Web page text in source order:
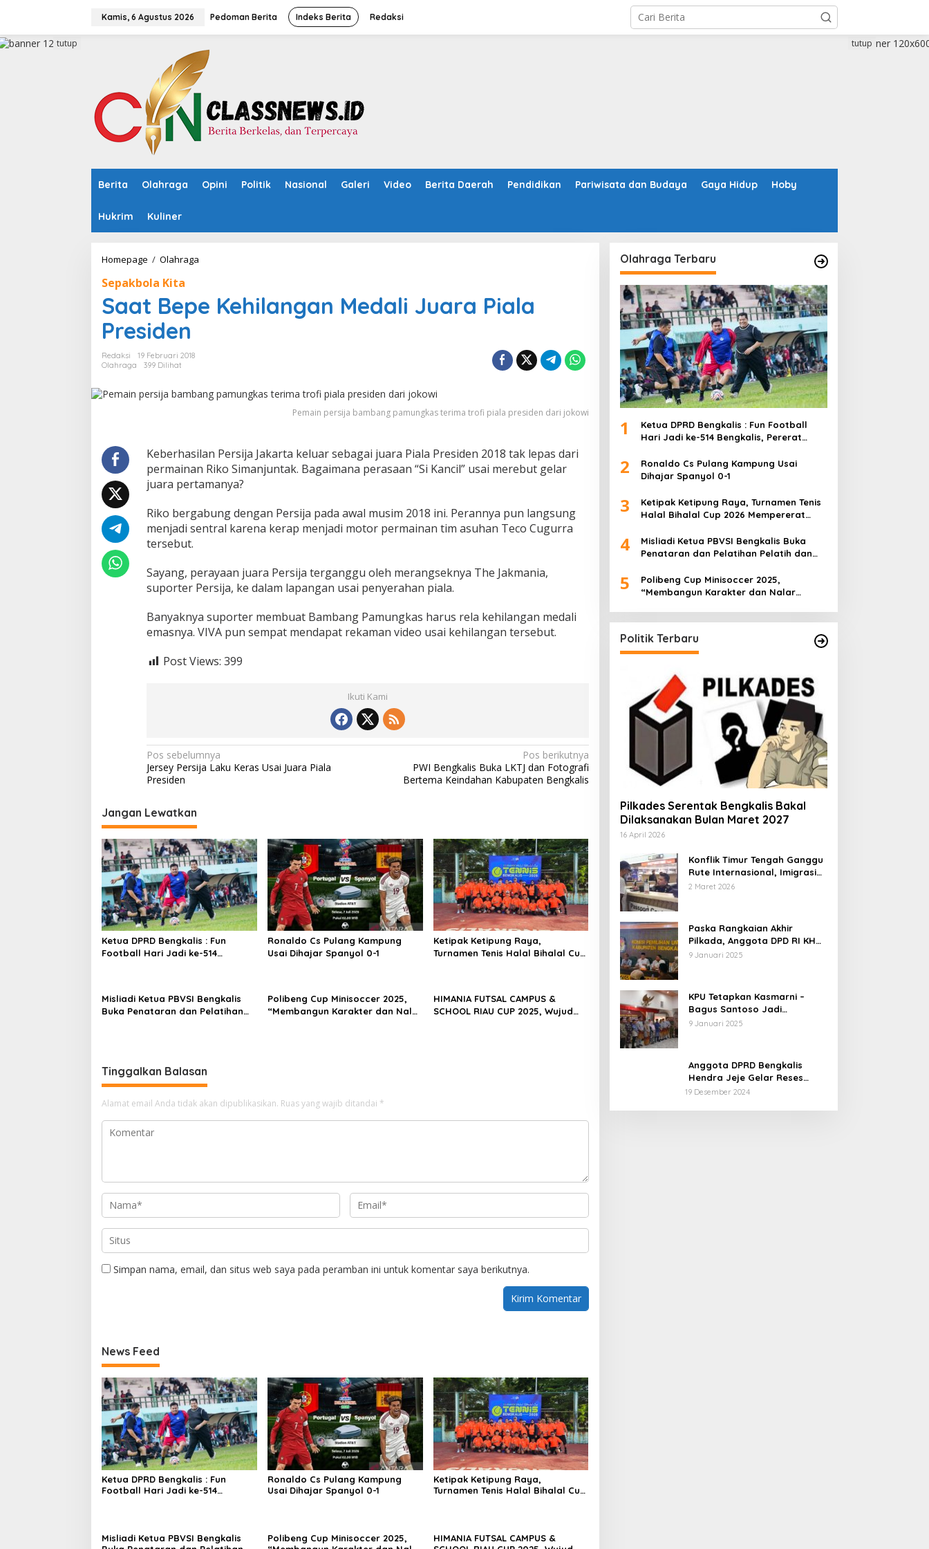
a
Kamis, 6 Agustus 2026 Pedoman Berita Indeks Berita Redaksi
Berita Olahraga Opini Politik Nasional Galeri Video Berita Daerah Pendidikan Pariwisata dan Budaya Gaya Hidup Hoby
Hukrim Kuliner
tutup tutup
Homepage / Olahraga
B
i
a
n
M
d
a
l
u
a
P
i
l
d
e
n
Sepakbola Kita
Saat Bepe Kehilangan Medali Juara Piala
Presiden
Redaksi
19 Februari 2018
Olahraga
399 Dilihat
Pemain persija bambang pamungkas terima trofi piala presiden dari jokowi
Keberhasilan Persija Jakarta keluar sebagai juara Piala Presiden 2018 tak lepas dari
permainan Riko Simanjuntak. Bagaimana perasaan “Si Kancil” usai merebut gelar
juara pertamanya?
Riko bergabung dengan Persija pada awal musim 2018 ini. Perannya pun langsung
menjadi sentral karena kerap menjadi motor permainan tim asuhan Teco Cugurra
tersebut.
Sayang, perayaan juara Persija terganggu oleh merangseknya The Jakmania,
suporter Persija, ke dalam lapangan usai penyerahan piala.
Banyaknya suporter membuat Bambang Pamungkas harus rela kehilangan medali
emasnya. VIVA pun sempat mendapat rekaman video usai kehilangan tersebut.
Post Views: 399
Ikuti Kami
N
a
i
g
a
s
i
p
o
s
Pos sebelumnya
Jersey Persija Laku Keras Usai Juara Piala
Presiden
Pos berikutnya
PWI Bengkalis Buka LKTJ dan Fotografi
Bertema Keindahan Kabupaten Bengkalis
Jangan Lewatkan
Ketua DPRD Bengkalis : Fun
Football Hari Jadi ke-514
Ronaldo Cs Pulang Kampung
Usai Dihajar Spanyol 0-1
Ketipak Ketipung Raya,
Turnamen Tenis Halal Bihalal Cup
Misliadi Ketua PBVSI Bengkalis
Buka Penataran dan Pelatihan
Polibeng Cup Minisoccer 2025,
“Membangun Karakter dan Nalar
HIMANIA FUTSAL CAMPUS &
SCHOOL RIAU CUP 2025, Wujud
Tinggalkan Balasan
Alamat email Anda tidak akan dipublikasikan. Ruas yang wajib ditandai *
Simpan nama, email, dan situs web saya pada peramban ini untuk komentar saya berikutnya.
News Feed
Ketua DPRD Bengkalis : Fun
Football Hari Jadi ke-514
Ronaldo Cs Pulang Kampung
Usai Dihajar Spanyol 0-1
Ketipak Ketipung Raya,
Turnamen Tenis Halal Bihalal Cup
Misliadi Ketua PBVSI Bengkalis
Polibeng Cup Minisoccer 2025,
HIMANIA FUTSAL CAMPUS &
Olahraga Terbaru
1
Ketua DPRD Bengkalis : Fun Football
Hari Jadi ke-514 Bengkalis, Pererat
2
Ronaldo Cs Pulang Kampung Usai
Dihajar Spanyol 0-1
3
Ketipak Ketipung Raya, Turnamen Tenis
Halal Bihalal Cup 2026 Mempererat
4
Misliadi Ketua PBVSI Bengkalis Buka
Penataran dan Pelatihan Pelatih dan
5
Polibeng Cup Minisoccer 2025,
“Membangun Karakter dan Nalar
Politik Terbaru
Pilkades Serentak Bengkalis Bakal
Dilaksanakan Bulan Maret 2027
16 April 2026
Konflik Timur Tengah Ganggu
Rute Internasional, Imigrasi
Siapkan Langkah Antisipatif
2 Maret 2026
Paska Rangkaian Akhir
Pilkada, Anggota DPD RI KH
Muhammad Mursyid
9 Januari 2025
KPU Tetapkan Kasmarni –
Bagus Santoso Jadi
Pemenang Pilkada 2024
9 Januari 2025
Anggota DPRD Bengkalis
Hendra Jeje Gelar Reses
Perdana
19 Desember 2024